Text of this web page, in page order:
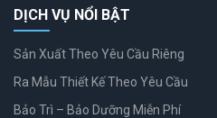
DỊCH VỤ NỔI BẬT
Sản Xuất Theo Yêu Cầu Riêng
Ra Mẫu Thiết Kế Theo Yêu Cầu
Bảo Trì – Bảo Dưỡng Miễn Phí